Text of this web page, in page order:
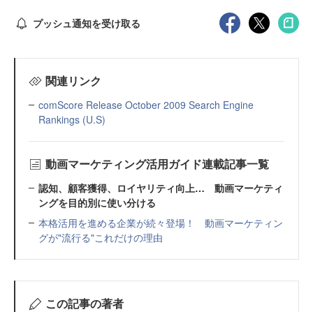
プッシュ通知を受け取る
関連リンク
comScore Release October 2009 Search Engine
Rankings (U.S)
動画マーケティング活用ガイド連載記事一覧
認知、顧客獲得、ロイヤリティ向上… 動画マーケティ
ングを目的別に使い分ける
本格活用を進める企業が続々登場！ 動画マーケティン
グが"流行る"これだけの理由
この記事の著者